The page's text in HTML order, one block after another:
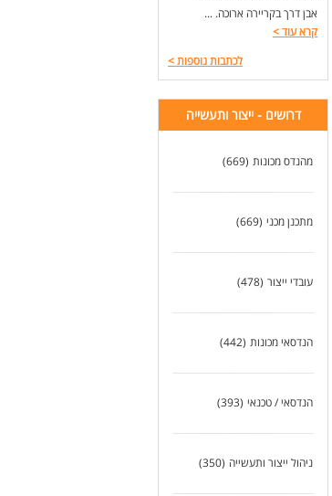
אבן דרך בקריירה ארוכה. ...
קרא עוד>
לכתבות נוספות>
דרושים - ייצור ותעשייה
מהנדס מכונות (669)
מתכנן מכני (669)
עובדי ייצור (478)
הנדסאי מכונות (442)
הנדסאי / טכנאי (393)
ניהול ייצור ותעשייה (350)